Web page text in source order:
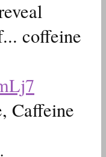
coffeine
Caffeine